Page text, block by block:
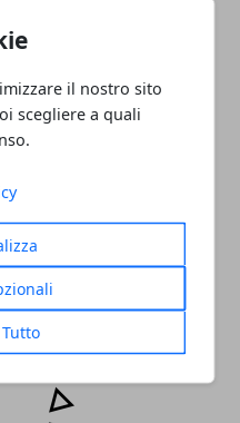
il nostro sito
scegliere a quali
artigianali: una
e di qualità